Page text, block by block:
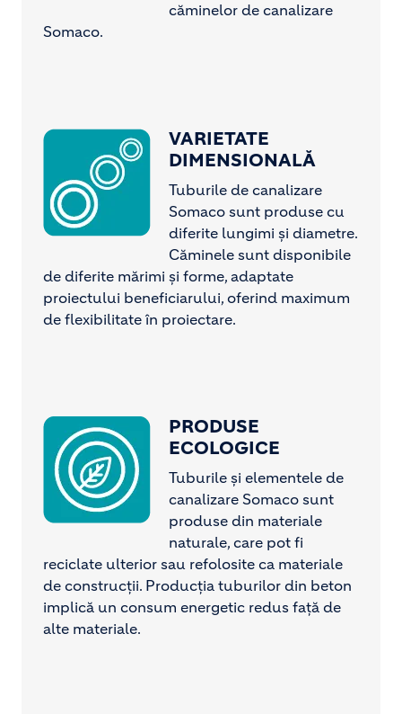
căminelor de canalizare
Somaco.
Image
VARIETATE
DIMENSIONALĂ
Tuburile de canalizare
Somaco sunt produse cu
diferite lungimi și diametre.
Căminele sunt disponibile
de diferite mărimi și forme, adaptate
proiectului beneficiarului, oferind maximum
de flexibilitate în proiectare.
Image
PRODUSE
ECOLOGICE
Tuburile și elementele de
canalizare Somaco sunt
produse din materiale
naturale, care pot fi
reciclate ulterior sau refolosite ca materiale
de construcții. Producția tuburilor din beton
implică un consum energetic redus față de
alte materiale.